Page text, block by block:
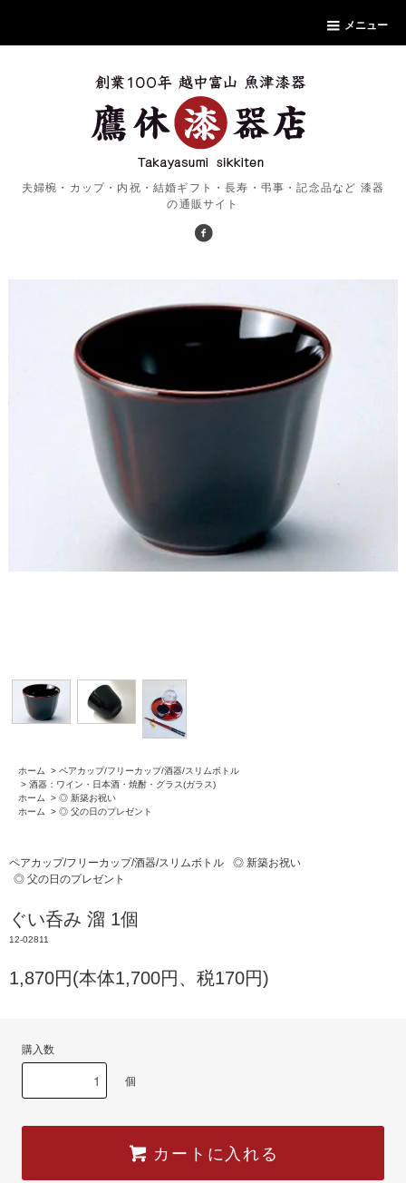
メニュー
夫婦椀・カップ・内祝・結婚ギフト・長寿・弔事・記念品など 漆器
の通販サイト
ホーム > ペアカップ/フリーカップ/酒器/スリムボトル
> 酒器：ワイン・日本酒・焼酎・グラス(ガラス)
ホーム
> ◎ 新築お祝い
ホーム
> ◎ 父の日のプレゼント
ペアカップ/フリーカップ/酒器/スリムボトル
◎ 新築お祝い
◎ 父の日のプレゼント
ぐい呑み 溜 1個
12-02811
1,870円(本体1,700円、税170円)
購入数
個
カートに入れる